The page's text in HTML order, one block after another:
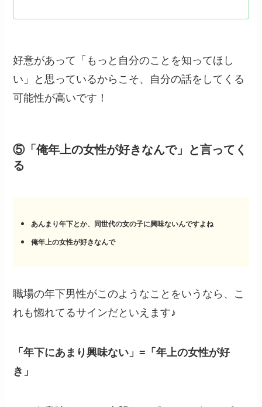
好意があって「もっと自分のことを知ってほし
い」と思っているからこそ、自分の話をしてくる
可能性が高いです！
⑤「俺年上の女性が好きなんで」と言ってく
る
あんまり年下とか、同世代の女の子に興味ないんですよね
俺年上の女性が好きなんで
職場の年下男性がこのようなことをいうなら、こ
れも惚れてるサインだといえます♪
「年下にあまり興味ない」=「年上の女性が好
き」